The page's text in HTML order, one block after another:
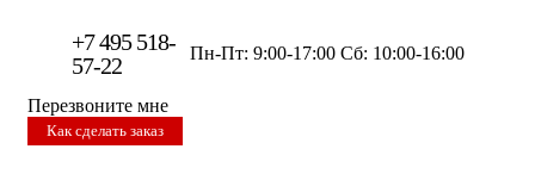
+7 495 518-
57-22
Пн-Пт: 9:00-17:00 Сб: 10:00-16:00
Перезвоните мне
Как сделать заказ